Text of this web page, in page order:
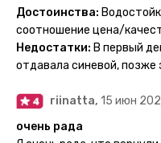
держится на теле до 2
бояться мочить такие
рисункам
другой способ
ночь, чтобы точно
сразу же проявился. На
носится дольше, поэтому
её стоит наносить. Когда
Достоинства:
соотношение цена/
Недостатки: В первый
отдавала синевой,
riinatta, 15 июн
очень рада